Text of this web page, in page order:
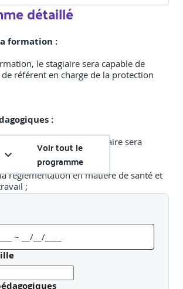
détaillé
formation :
le stagiaire sera capable de
référent en charge de la protection
:
à distance, le stagiaire sera
réglementation en matière de santé et
;
rôles des acteurs internes et externes
des risques professionnels ;
l’évaluation de la conformité
Santé Sécurité et QVT afin de prévenir
santé au travail des salariés en
essentielles d’un socle
situations pouvant affecter la santé
Voir tout le
programme